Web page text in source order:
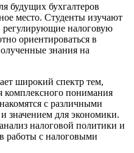
будущих бухгалтеров
место. Студенты изучают
налоговую
ориентироваться в
знания на
широкий спектр тем,
комплексного понимания
с различными
значением для экономики.
налоговой политики и
работы с налоговыми